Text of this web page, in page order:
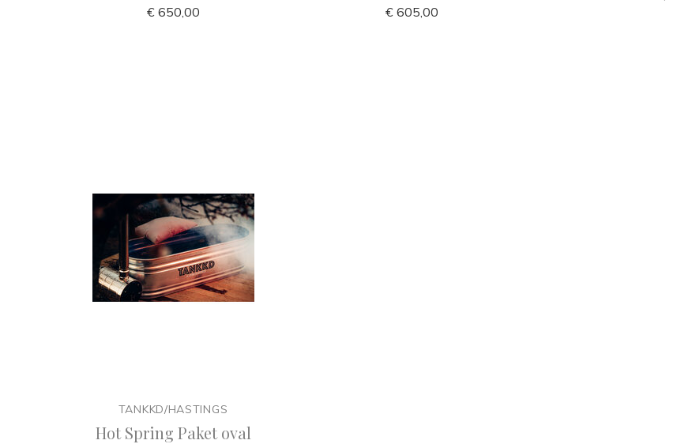
€ 650,00 € 605,00
TANKKD/HASTINGS
Hot Spring Paket oval